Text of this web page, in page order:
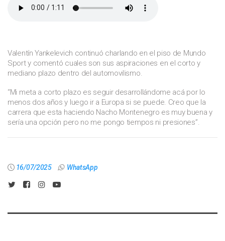
Valentín Yankelevich continuó charlando en el piso de Mundo
Sport y comentó cuales son sus aspiraciones en el corto y
mediano plazo dentro del automovilismo.
“Mi meta a corto plazo es seguir desarrollándome acá por lo
menos dos años y luego ir a Europa si se puede. Creo que la
carrera que esta haciendo Nacho Montenegro es muy buena y
sería una opción pero no me pongo tiempos ni presiones”.
16/07/2025 WhatsApp